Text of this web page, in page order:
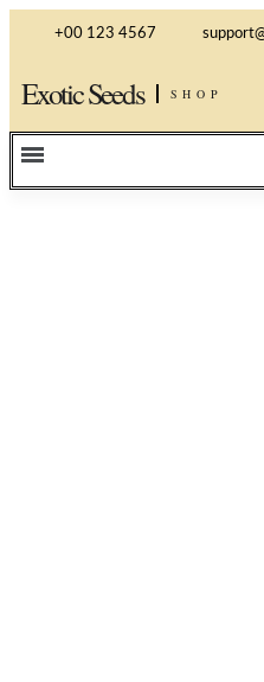
+00 123 4567
Exotic Seeds SHOP